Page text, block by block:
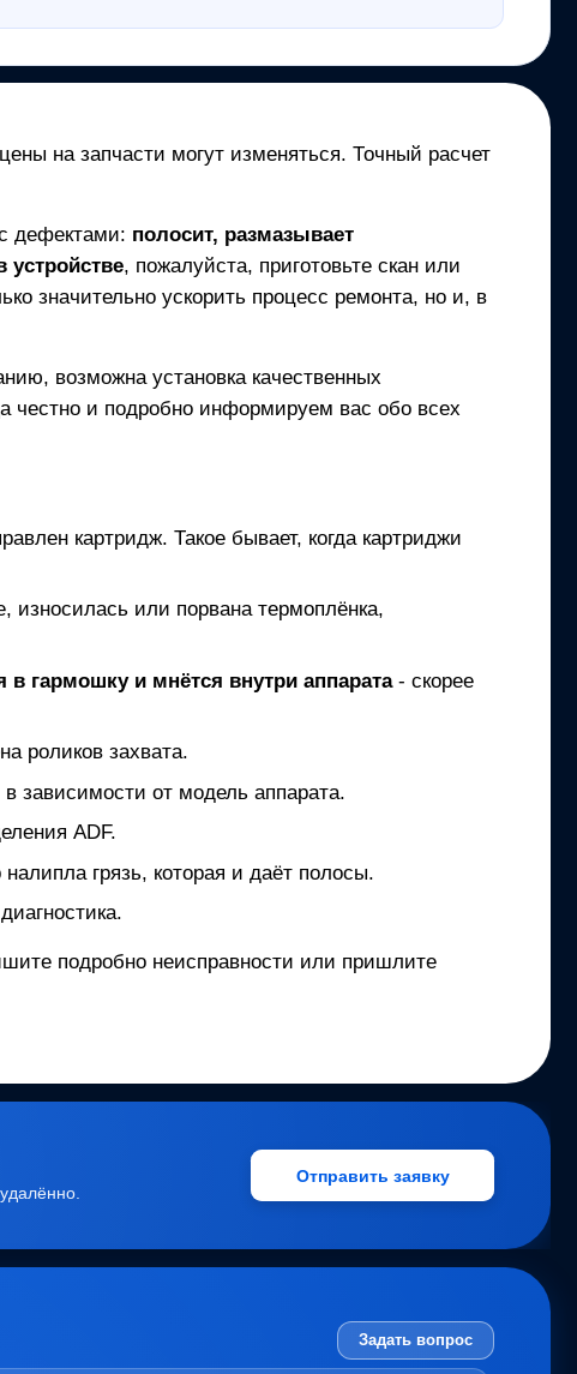
на запчасти могут изменяться. Точный расчет
дефектами: полосит, размазывает
устройстве, пожалуйста, приготовьте скан или
значительно ускорить процесс ремонта, но и, в
возможна установка качественных
честно и подробно информируем вас обо всех
картридж. Такое бывает, когда картриджи
износилась или порвана термоплёнка,
гармошку и мнётся внутри аппарата - скорее
роликов захвата.
зависимости от модель аппарата.
ADF.
грязь, которая и даёт полосы.
подробно неисправности или пришлите
Отправить заявку
Задать вопрос